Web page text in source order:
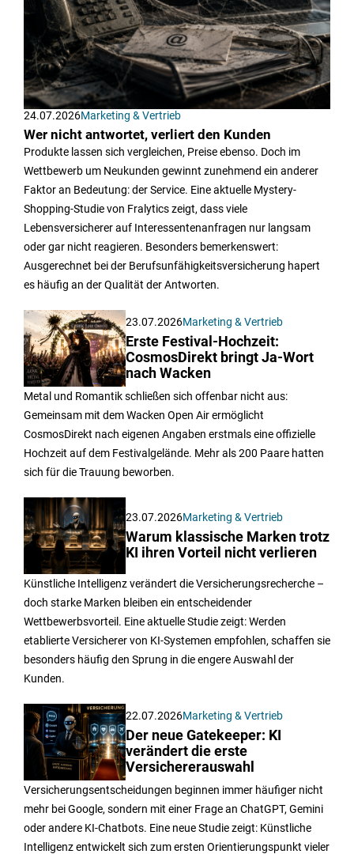
24.07.2026Marketing & Vertrieb
Wer nicht antwortet, verliert den Kunden
Produkte lassen sich vergleichen, Preise ebenso. Doch im
Wettbewerb um Neukunden gewinnt zunehmend ein anderer
Faktor an Bedeutung: der Service. Eine aktuelle Mystery-
Shopping-Studie von Fralytics zeigt, dass viele
Lebensversicherer auf Interessentenanfragen nur langsam
oder gar nicht reagieren. Besonders bemerkenswert:
Ausgerechnet bei der Berufsunfähigkeitsversicherung hapert
es häufig an der Qualität der Antworten.
23.07.2026Marketing & Vertrieb
Erste Festival-Hochzeit:
CosmosDirekt bringt Ja-Wort
nach Wacken
Metal und Romantik schließen sich offenbar nicht aus:
Gemeinsam mit dem Wacken Open Air ermöglicht
CosmosDirekt nach eigenen Angaben erstmals eine offizielle
Hochzeit auf dem Festivalgelände. Mehr als 200 Paare hatten
sich für die Trauung beworben.
23.07.2026Marketing & Vertrieb
Warum klassische Marken trotz
KI ihren Vorteil nicht verlieren
Künstliche Intelligenz verändert die Versicherungsrecherche –
doch starke Marken bleiben ein entscheidender
Wettbewerbsvorteil. Eine aktuelle Studie zeigt: Werden
etablierte Versicherer von KI-Systemen empfohlen, schaffen sie
besonders häufig den Sprung in die engere Auswahl der
Kunden.
22.07.2026Marketing & Vertrieb
Der neue Gatekeeper: KI
verändert die erste
Versichererauswahl
Versicherungsentscheidungen beginnen immer häufiger nicht
mehr bei Google, sondern mit einer Frage an ChatGPT, Gemini
oder andere KI-Chatbots. Eine neue Studie zeigt: Künstliche
Intelligenz entwickelt sich zum ersten Orientierungspunkt vieler